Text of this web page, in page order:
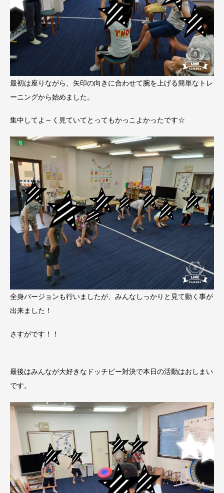
最初は座りながら、矢印の向きに合わせて腕を上げる簡単なトレ
ーニングから始めました。
集中してよ～く見ていてとってもかっこよかったです☆
全身バージョンも行いましたが、みんなしっかりと見て動く事が
出来ました！
さすがです！！
最後はみんなが大好きなドッチビー対決で本日の活動はおしまい
です。